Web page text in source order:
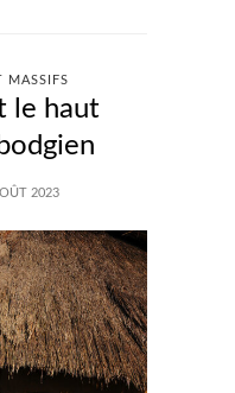
MASSIFS
le haut
2023